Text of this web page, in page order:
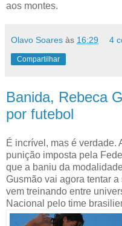
aos montes.
Olavo Soares às 16:29 4
Compartilhar
Banida, Rebeca
por futebol
É incrível, mas é verdade.
punição imposta pela
que a baniu da
Gusmão vai agora tentar
vem treinando entre
Nacional pelo time